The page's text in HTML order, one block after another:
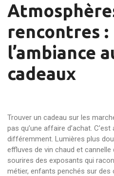
rencontres
l’ambiance
cadeaux
Trouver un cadeau sur les
pas qu’une affaire d’achat.
différemment. Lumières plus
effluves de vin chaud et
sourires des exposants qui
métier, enfants penchés sur